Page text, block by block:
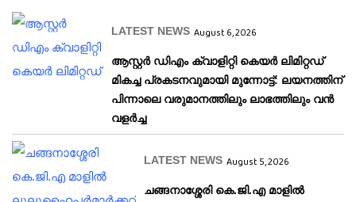
LATEST NEWS August 6, 2026
ആസ്റ്റർ ഡിഎം ക്വാളിറ്റി കെയർ ലിമിറ്റഡ്
മികച്ച പ്രകടനവുമായി മുന്നോട്ട്: ലയനത്തിന്
പിന്നാലെ വരുമാനത്തിലും ലാഭത്തിലും വൻ
വളർച്ച
LATEST NEWS August 5, 2026
ചങ്ങനാശ്ശേരി കെ.ജി.എ മാളിൽ